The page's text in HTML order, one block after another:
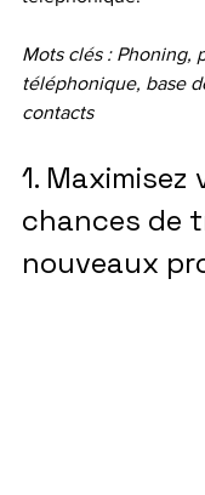
Mots clés : Phoning,
téléphonique, base
contacts
1. Maximisez
chances de
nouveaux